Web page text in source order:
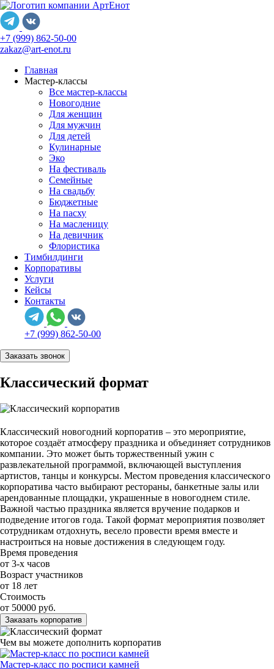
+7 (999) 862-50-00
zakaz@art-enot.ru
Главная
Мастер-классы
Все мастер-классы
Новогодние
Для женщин
Для мужчин
Для детей
Кулинарные
Эко
На фестиваль
Семейные
На свадьбу
Бюджетные
На пасху
На масленицу
На девичник
Флористика
Тимбилдинги
Корпоративы
Услуги
Кейсы
Контакты
+7 (999) 862-50-00
Заказать звонок
Классический формат
Классический новогодний корпоратив – это мероприятие,
которое создаёт атмосферу праздника и объединяет сотрудников
компании. Это может быть торжественный ужин с
развлекательной программой, включающей выступления
артистов, танцы и конкурсы. Местом проведения классического
корпоратива часто выбирают рестораны, банкетные залы или
арендованные площадки, украшенные в новогоднем стиле.
Важной частью праздника является вручение подарков и
подведение итогов года. Такой формат мероприятия позволяет
сотрудникам отдохнуть, весело провести время вместе и
настроиться на новые достижения в следующем году.
Время проведения
от 3-х часов
Возраст участников
от 18 лет
Стоимость
от 50000 руб.
Заказать корпоратив
Чем вы можете дополнить корпоратив
Мастер-класс по росписи камней